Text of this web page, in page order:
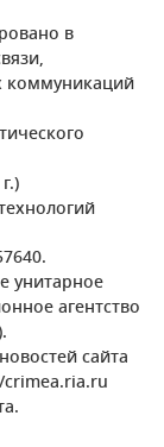
в
коммуникаций
унитарное
агентство
сайта